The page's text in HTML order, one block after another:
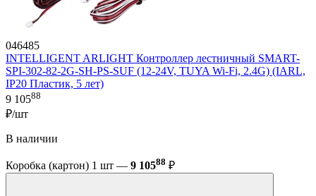
046485
INTELLIGENT ARLIGHT Контроллер лестничный SMART-
SPI-302-82-2G-SH-PS-SUF (12-24V, TUYA Wi-Fi, 2.4G) (IARL,
IP20 Пластик, 5 лет)
9 10588
₽/шт
В наличии
Коробка (картон) 1 шт — 9 10588 ₽